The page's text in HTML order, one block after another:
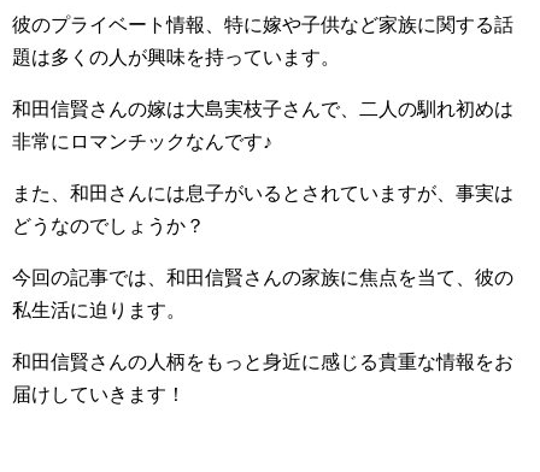
彼のプライベート情報、特に嫁や子供など家族に関する話
題は多くの人が興味を持っています。
和田信賢さんの嫁は大島実枝子さんで、二人の馴れ初めは
非常にロマンチックなんです♪
また、和田さんには息子がいるとされていますが、事実は
どうなのでしょうか？
今回の記事では、和田信賢さんの家族に焦点を当て、彼の
私生活に迫ります。
和田信賢さんの人柄をもっと身近に感じる貴重な情報をお
届けしていきます！